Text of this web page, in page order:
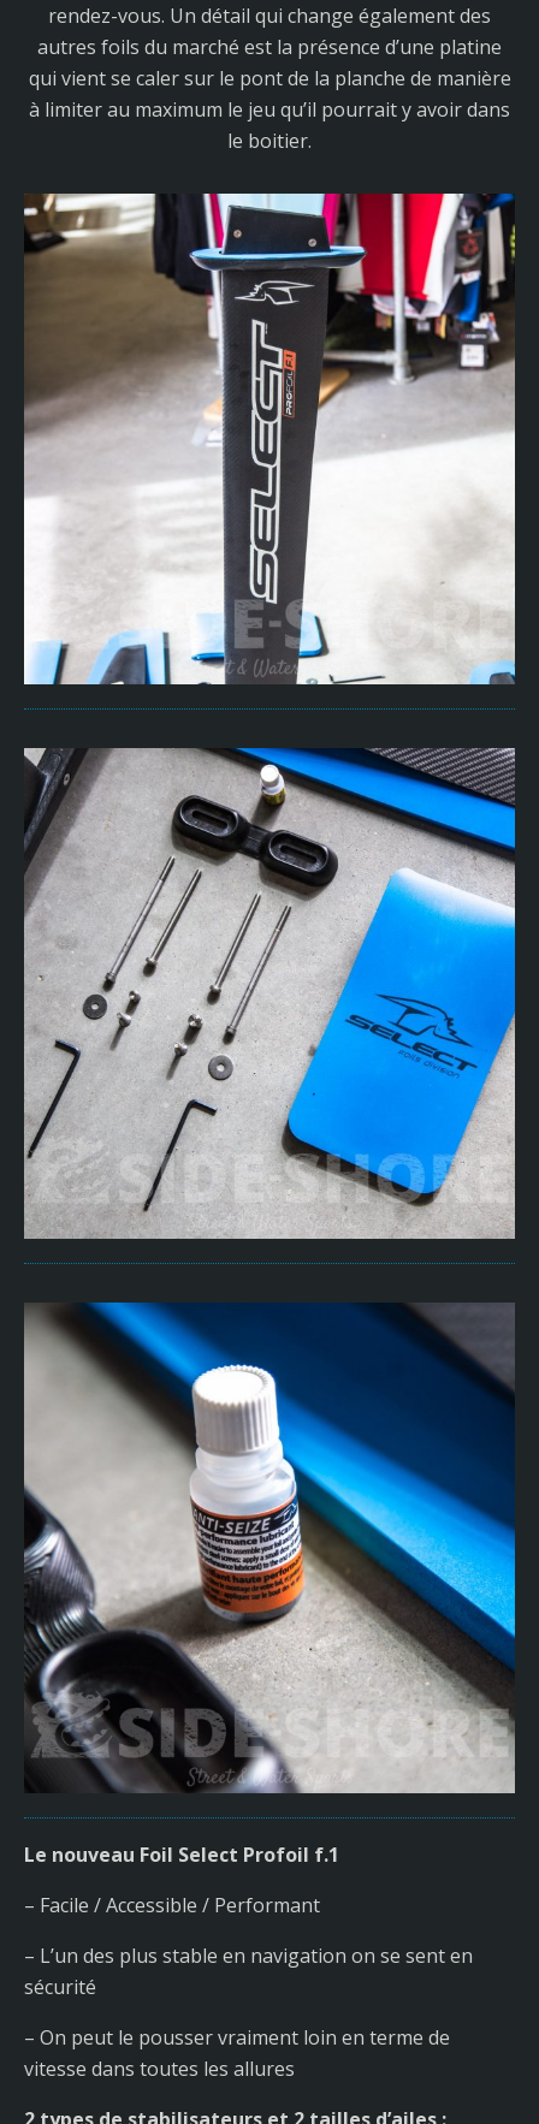
rendez-vous. Un détail qui change également des
autres foils du marché est la présence d’une platine
qui vient se caler sur le pont de la planche de manière
à limiter au maximum le jeu qu’il pourrait y avoir dans
le boitier.
Le nouveau Foil Select Profoil f.1
– Facile / Accessible / Performant
– L’un des plus stable en navigation on se sent en
sécurité
– On peut le pousser vraiment loin en terme de
vitesse dans toutes les allures